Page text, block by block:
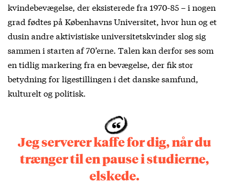
kvindebevægelse, der eksisterede fra 1970-85 – i nogen
grad fødtes på Københavns Universitet, hvor hun og et
dusin andre aktivistiske universitetskvinder slog sig
sammen i starten af 70’erne. Talen kan derfor ses som
en tidlig markering fra en bevægelse, der fik stor
betydning for ligestillingen i det danske samfund,
kulturelt og politisk.
Jeg serverer kaffe for dig, når du
trænger til en pause i studierne,
elskede.